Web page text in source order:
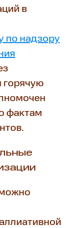
в
по надзору
горячую
фактам